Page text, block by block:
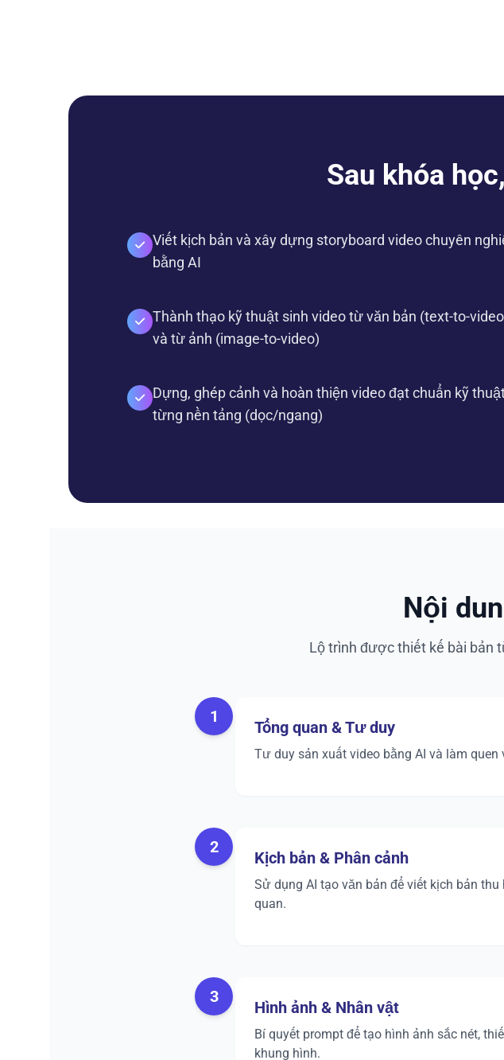
Sau khóa
Viết kịch bản và xây dựng storyboard video chuyên
bằng AI
Thành thạo kỹ thuật sinh video từ văn bản (text-to-
và từ ảnh (image-to-video)
Dựng, ghép cảnh và hoàn thiện video đạt chuẩn kỹ
từng nền tảng (dọc/ngang)
Nội
Lộ trình được thiết kế bài bản
1
Tổng quan & Tư duy
Tư duy sản xuất video bằng AI và làm
2
Kịch bản & Phân cảnh
Sử dụng AI tạo văn bản để viết kịch bản
quan.
3
Hình ảnh & Nhân vật
Bí quyết prompt để tạo hình ảnh sắc nét,
khung hình.